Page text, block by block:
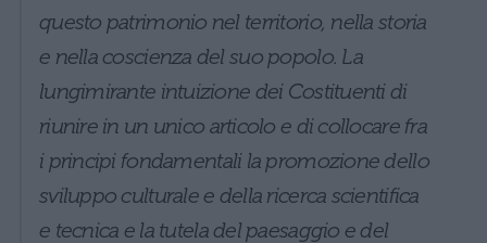
questo patrimonio nel territorio, nella storia
e nella coscienza del suo popolo. La
lungimirante intuizione dei Costituenti di
riunire in un unico articolo e di collocare fra
i principi fondamentali la promozione dello
sviluppo culturale e della ricerca scientifica
e tecnica e la tutela del paesaggio e del